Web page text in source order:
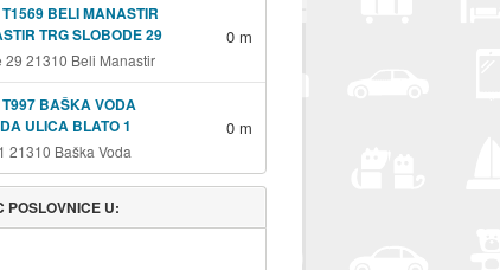
BELI MANASTIR
TRG SLOBODE 29
29 21310 Beli Manastir
0 m
BAŠKA VODA
ULICA BLATO 1
21310 Baška Voda
0 m
POSLOVNICE U: